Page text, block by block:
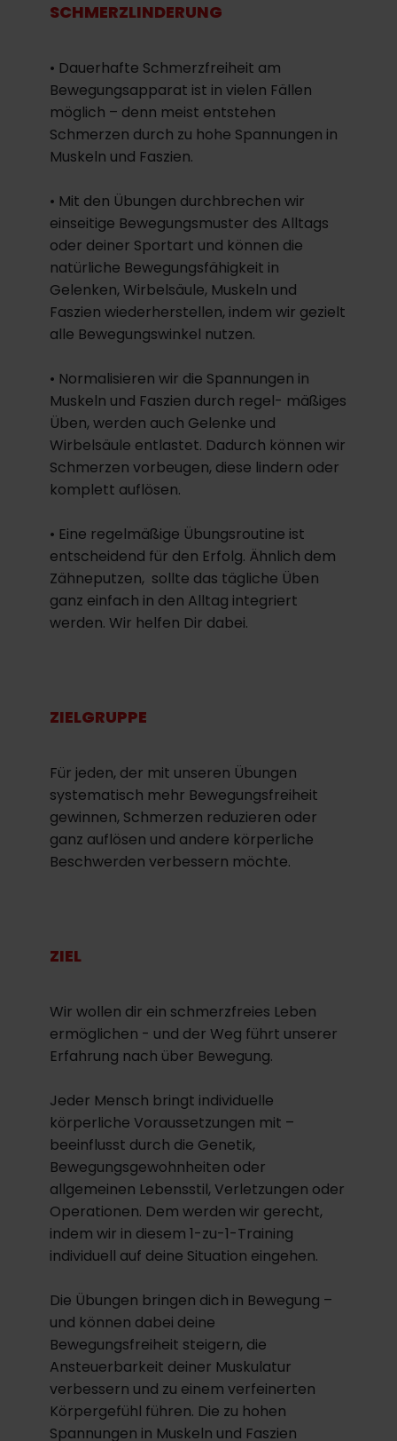
SCHMERZLINDERUNG
• Dauerhafte Schmerzfreiheit am
Bewegungsapparat ist in vielen Fällen
möglich – denn meist entstehen
Schmerzen durch zu hohe Spannungen in
Muskeln und Faszien.
• Mit den Übungen durchbrechen wir
einseitige Bewegungsmuster des Alltags
oder deiner Sportart und können die
natürliche Bewegungsfähigkeit in
Gelenken, Wirbelsäule, Muskeln und
Faszien wiederherstellen, indem wir gezielt
alle Bewegungswinkel nutzen.
• Normalisieren wir die Spannungen in
Muskeln und Faszien durch regel- mäßiges
Üben, werden auch Gelenke und
Wirbelsäule entlastet. Dadurch können wir
Schmerzen vorbeugen, diese lindern oder
komplett auflösen.
• Eine regelmäßige Übungsroutine ist
entscheidend für den Erfolg. Ähnlich dem
Zähneputzen, sollte das tägliche Üben
ganz einfach in den Alltag integriert
werden. Wir helfen Dir dabei.
ZIELGRUPPE
Für jeden, der mit unseren Übungen
systematisch mehr Bewegungsfreiheit
gewinnen, Schmerzen reduzieren oder
ganz auflösen und andere körperliche
Beschwerden verbessern möchte.
ZIEL
Wir wollen dir ein schmerzfreies Leben
ermöglichen - und der Weg führt unserer
Erfahrung nach über Bewegung.
Jeder Mensch bringt individuelle
körperliche Voraussetzungen mit –
beeinflusst durch die Genetik,
Bewegungsgewohnheiten oder
allgemeinen Lebensstil, Verletzungen oder
Operationen. Dem werden wir gerecht,
indem wir in diesem 1-zu-1-Training
individuell auf deine Situation eingehen.
Die Übungen bringen dich in Bewegung –
und können dabei deine
Bewegungsfreiheit steigern, die
Ansteuerbarkeit deiner Muskulatur
verbessern und zu einem verfeinerten
Körpergefühl führen. Die zu hohen
Spannungen in Muskeln und Faszien